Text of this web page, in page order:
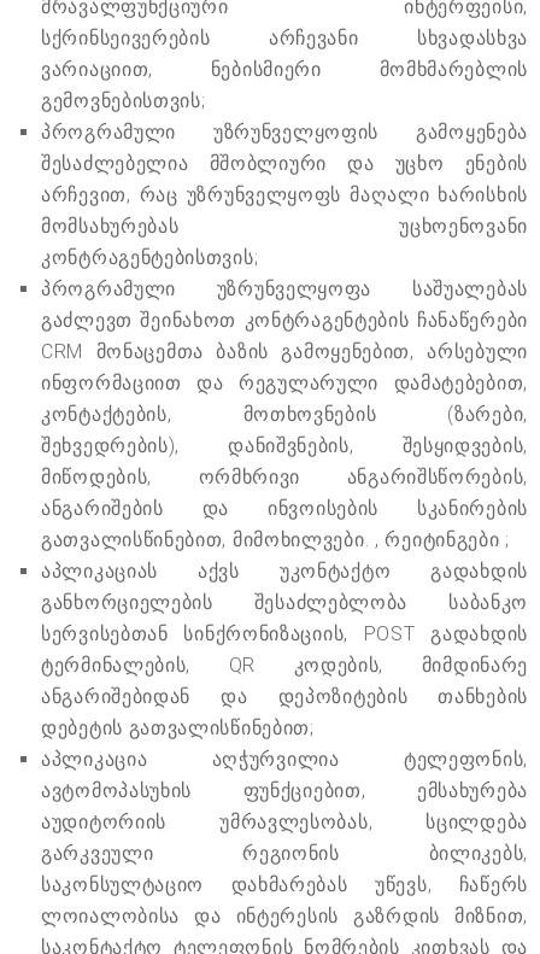
მრავალფუნქციური ინტერფეისი,
სქრინსეივერების არჩევანი სხვადასხვა
ვარიაციით, ნებისმიერი მომხმარებლის
გემოვნებისთვის;
პროგრამული უზრუნველყოფის გამოყენება
შესაძლებელია მშობლიური და უცხო ენების
არჩევით, რაც უზრუნველყოფს მაღალი ხარისხის
მომსახურებას უცხოენოვანი
კონტრაგენტებისთვის;
პროგრამული უზრუნველყოფა საშუალებას
გაძლევთ შეინახოთ კონტრაგენტების ჩანაწერები
CRM მონაცემთა ბაზის გამოყენებით, არსებული
ინფორმაციით და რეგულარული დამატებებით,
კონტაქტების, მოთხოვნების (ზარები,
შეხვედრების), დანიშვნების, შესყიდვების,
მიწოდების, ორმხრივი ანგარიშსწორების,
ანგარიშების და ინვოისების სკანირების
გათვალისწინებით, მიმოხილვები. , რეიტინგები ;
აპლიკაციას აქვს უკონტაქტო გადახდის
განხორციელების შესაძლებლობა საბანკო
სერვისებთან სინქრონიზაციის, POST გადახდის
ტერმინალების, QR კოდების, მიმდინარე
ანგარიშებიდან და დეპოზიტების თანხების
დებეტის გათვალისწინებით;
აპლიკაცია აღჭურვილია ტელეფონის,
ავტომოპასუხის ფუნქციებით, ემსახურება
აუდიტორიის უმრავლესობას, სცილდება
გარკვეული რეგიონის ბილიკებს,
საკონსულტაციო დახმარებას უწევს, ჩაწერს
ლოიალობისა და ინტერესის გაზრდის მიზნით,
საკონტაქტო ტელეფონის ნომრების კითხვას და